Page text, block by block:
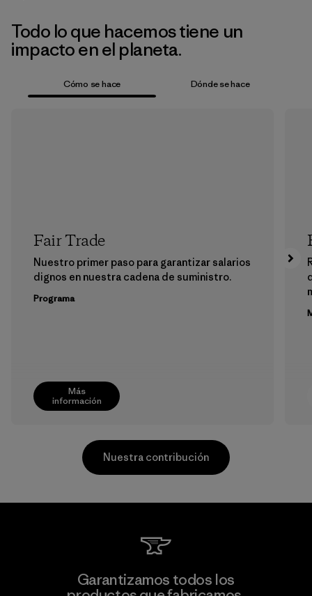
Todo lo que hacemos tiene un
impacto en el planeta.
Cómo se hace Dónde se hace
Más
información
Fair Trade
Nuestro primer paso para garantizar salarios
dignos en nuestra cadena de suministro.
Programa
MAS Active (Pvt) Ltd. - Asialine
Nuestra contribución
Garantizamos todos los